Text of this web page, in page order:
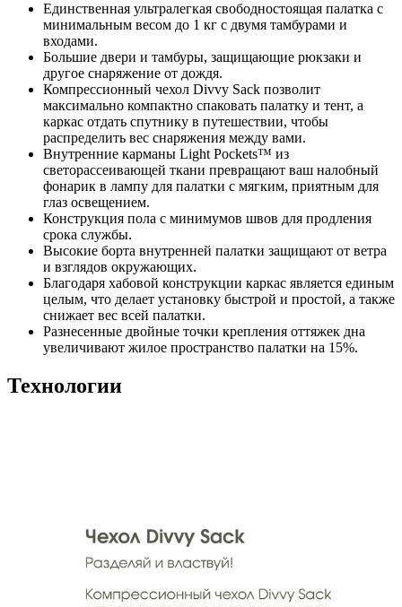
Единственная ультралегкая свободностоящая палатка с
минимальным весом до 1 кг с двумя тамбурами и
входами.
Большие двери и тамбуры, защищающие рюкзаки и
другое снаряжение от дождя.
Компрессионный чехол Divvy Sack позволит
максимально компактно спаковать палатку и тент, а
каркас отдать спутнику в путешествии, чтобы
распределить вес снаряжения между вами.
Внутренние карманы Light Pockets™ из
светорассеивающей ткани превращают ваш налобный
фонарик в лампу для палатки с мягким, приятным для
глаз освещением.
Конструкция пола с минимумов швов для продления
срока службы.
Высокие борта внутренней палатки защищают от ветра
и взглядов окружающих.
Благодаря хабовой конструкции каркас является единым
целым, что делает установку быстрой и простой, а также
снижает вес всей палатки.
Разнесенные двойные точки крепления оттяжек дна
увеличивают жилое пространство палатки на 15%.
Технологии